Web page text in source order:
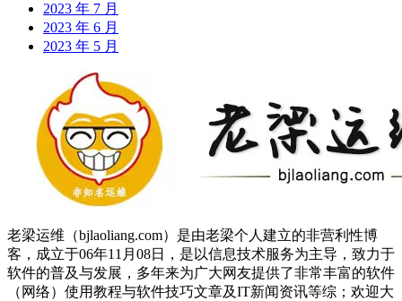
2023 年 7 月
2023 年 6 月
2023 年 5 月
老梁运维（bjlaoliang.com）是由老梁个人建立的非营利性博
客，成立于06年11月08日，是以信息技术服务为主导，致力于
软件的普及与发展，多年来为广大网友提供了非常丰富的软件
（网络）使用教程与软件技巧文章及IT新闻资讯等综；欢迎大